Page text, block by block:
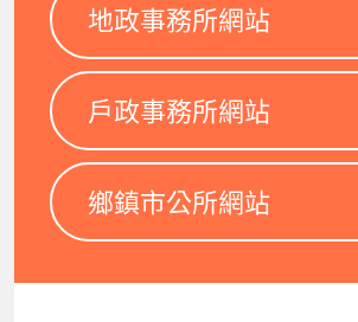
地政事務所網站
戶政事務所網站
鄉鎮市公所網站